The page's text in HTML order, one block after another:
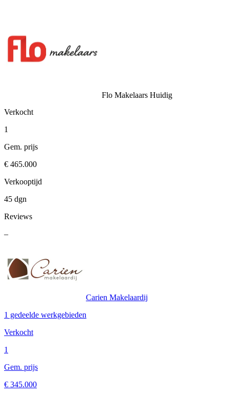
Flo MakelaarsHuidig
Verkocht
1
Gem. prijs
€ 465.000
Verkooptijd
45 dgn
Reviews
–
Carien Makelaardij
1 gedeelde werkgebieden
Verkocht
1
Gem. prijs
€ 345.000